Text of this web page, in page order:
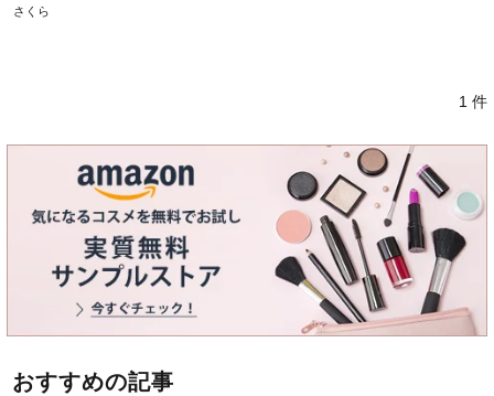
さくら
1 件
おすすめの記事